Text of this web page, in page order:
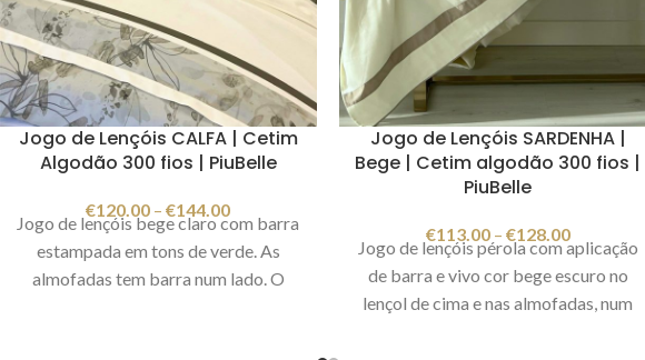
Jogo de Lençóis CALFA | Cetim
Algodão 300 fios | PiuBelle
€120.00 – €144.00
Jogo de lençóis bege claro com barra
estampada em tons de verde. As
almofadas tem barra num lado. O
Jogo de Lençóis SARDENHA |
Bege | Cetim algodão 300 fios |
PiuBelle
€113.00 – €128.00
Jogo de lençóis pérola com aplicação
de barra e vivo cor bege escuro no
lençol de cima e nas almofadas, num